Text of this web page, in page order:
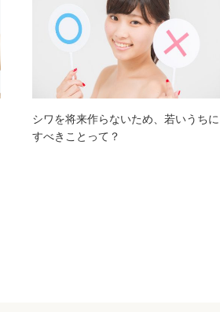
シワを将来作らないため、若いうちに
すべきことって？